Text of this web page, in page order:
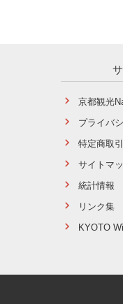
京都観光
プライバ
特定商取
サイトマ
統計情報
リンク集
KYOTO